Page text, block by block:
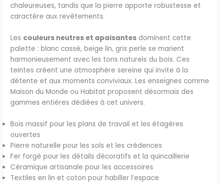
chaleureuses, tandis que la pierre apporte robustesse et
caractère aux revêtements.
Les couleurs neutres et apaisantes dominent cette
palette : blanc cassé, beige lin, gris perle se marient
harmonieusement avec les tons naturels du bois. Ces
teintes créent une atmosphère sereine qui invite à la
détente et aux moments conviviaux. Les enseignes comme
Maison du Monde ou Habitat proposent désormais des
gammes entières dédiées à cet univers.
Bois massif pour les plans de travail et les étagères
ouvertes
Pierre naturelle pour les sols et les crédences
Fer forgé pour les détails décoratifs et la quincaillerie
Céramique artisanale pour les accessoires
Textiles en lin et coton pour habiller l’espace